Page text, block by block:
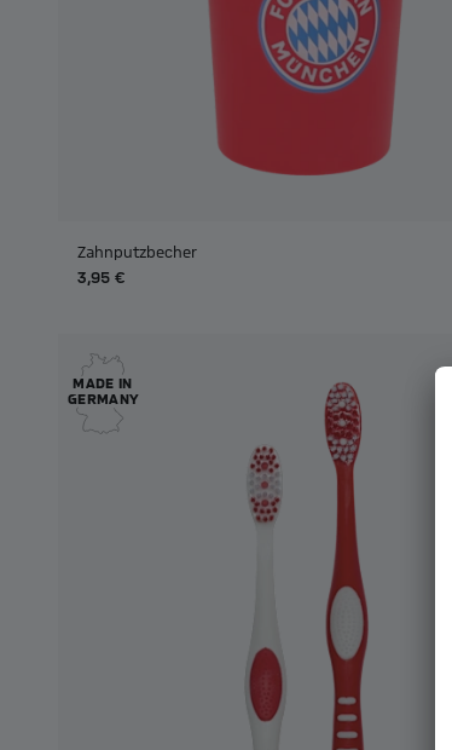
Zahnputzbecher
3,95 €
MADE IN
GERMANY